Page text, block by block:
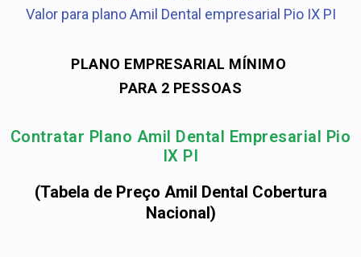
Valor para plano Amil Dental empresarial Pio IX PI
PLANO EMPRESARIAL MÍNIMO
PARA 2 PESSOAS
Contratar Plano Amil Dental Empresarial Pio
IX PI
(Tabela de Preço Amil Dental Cobertura
Nacional)